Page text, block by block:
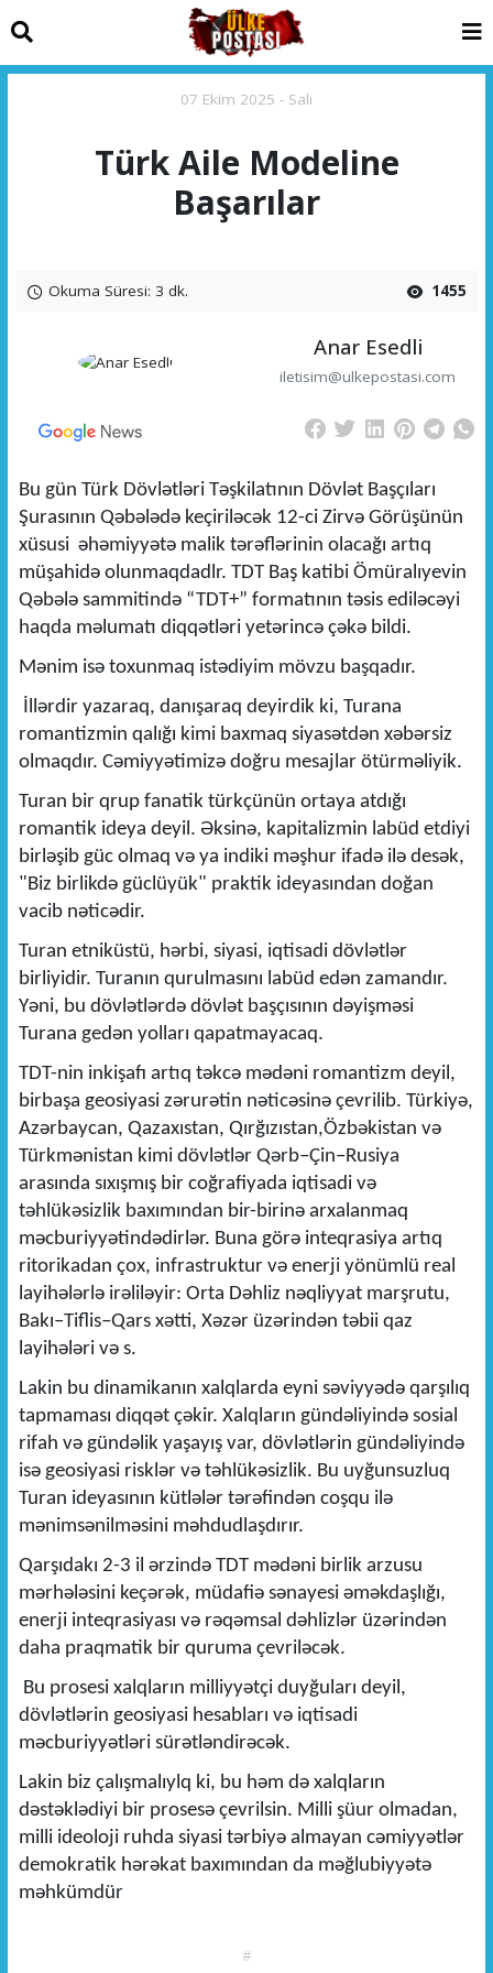
07 Ekim 2025 - Salı
Türk Aile Modeline
Başarılar
Okuma Süresi: 3 dk. 1455
Anar Esedli
iletisim@ulkepostasi.com
Bu gün Türk Dövlətləri Təşkilatının Dövlət Başçıları
Şurasının Qəbələdə keçiriləcək 12-ci Zirvə Görüşünün
xüsusi əhəmiyyətə malik tərəflərinin olacağı artıq
müşahidə olunmaqdadlr. TDT Baş katibi Ömüralıyevin
Qəbələ sammitində “TDT+” formatının təsis ediləcəyi
haqda məlumatı diqqətləri yetərincə çəkə bildi.
Mənim isə toxunmaq istədiyim mövzu başqadır.
İllərdir yazaraq, danışaraq deyirdik ki, Turana
romantizmin qalığı kimi baxmaq siyasətdən xəbərsiz
olmaqdır. Cəmiyyətimizə doğru mesajlar ötürməliyik.
Turan bir qrup fanatik türkçünün ortaya atdığı
romantik ideya deyil. Əksinə, kapitalizmin labüd etdiyi
birləşib güc olmaq və ya indiki məşhur ifadə ilə desək,
"Biz birlikdə güclüyük" praktik ideyasından doğan
vacib nəticədir.
Turan etniküstü, hərbi, siyasi, iqtisadi dövlətlər
birliyidir. Turanın qurulmasını labüd edən zamandır.
Yəni, bu dövlətlərdə dövlət başçısının dəyişməsi
Turana gedən yolları qapatmayacaq.
TDT-nin inkişafı artıq təkcə mədəni romantizm deyil,
birbaşa geosiyasi zərurətin nəticəsinə çevrilib. Türkiyə,
Azərbaycan, Qazaxıstan, Qırğızıstan,Özbəkistan və
Türkmənistan kimi dövlətlər Qərb–Çin–Rusiya
arasında sıxışmış bir coğrafiyada iqtisadi və
təhlükəsizlik baxımından bir-birinə arxalanmaq
məcburiyyətindədirlər. Buna görə inteqrasiya artıq
ritorikadan çox, infrastruktur və enerji yönümlü real
layihələrlə irəliləyir: Orta Dəhliz nəqliyyat marşrutu,
Bakı–Tiflis–Qars xətti, Xəzər üzərindən təbii qaz
layihələri və s.
Lakin bu dinamikanın xalqlarda eyni səviyyədə qarşılıq
tapmaması diqqət çəkir. Xalqların gündəliyində sosial
rifah və gündəlik yaşayış var, dövlətlərin gündəliyində
isə geosiyasi risklər və təhlükəsizlik. Bu uyğunsuzluq
Turan ideyasının kütlələr tərəfindən coşqu ilə
mənimsənilməsini məhdudlaşdırır.
Qarşıdakı 2-3 il ərzində TDT mədəni birlik arzusu
mərhələsini keçərək, müdafiə sənayesi əməkdaşlığı,
enerji inteqrasiyası və rəqəmsal dəhlizlər üzərindən
daha praqmatik bir quruma çevriləcək.
Bu prosesi xalqların milliyyətçi duyğuları deyil,
dövlətlərin geosiyasi hesabları və iqtisadi
məcburiyyətləri sürətləndirəcək.
Lakin biz çalışmalıylq ki, bu həm də xalqların
dəstəklədiyi bir prosesə çevrilsin. Milli şüur olmadan,
milli ideoloji ruhda siyasi tərbiyə almayan cəmiyyətlər
demokratik hərəkat baxımından da məğlubiyyətə
məhkümdür
#